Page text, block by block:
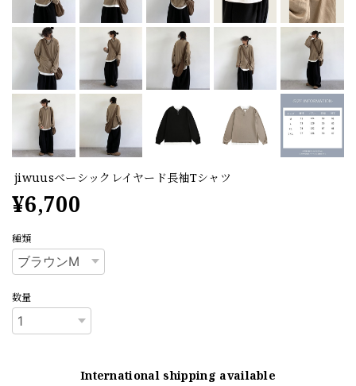
jiwuusベーシックレイヤード長袖Tシャツ
¥6,700
種類
数量
International shipping available